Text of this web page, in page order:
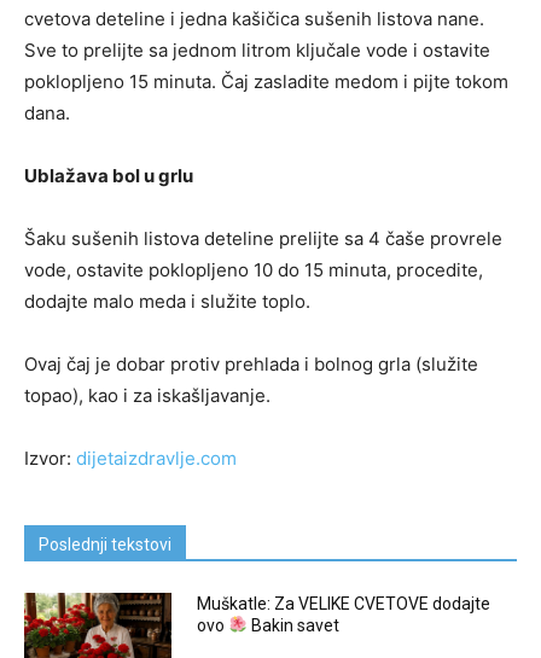
cvetova deteline i jedna kašičica sušenih listova nane.
Sve to prelijte sa jednom litrom ključale vode i ostavite
poklopljeno 15 minuta. Čaj zasladite medom i pijte tokom
dana.
Ublažava bol u grlu
Šaku sušenih listova deteline prelijte sa 4 čaše provrele
vode, ostavite poklopljeno 10 do 15 minuta, procedite,
dodajte malo meda i služite toplo.
Ovaj čaj je dobar protiv prehlada i bolnog grla (služite
topao), kao i za iskašljavanje.
Izvor: dijetaizdravlje.com
Poslednji tekstovi
Muškatle: Za VELIKE CVETOVE dodajte
ovo
Bakin savet